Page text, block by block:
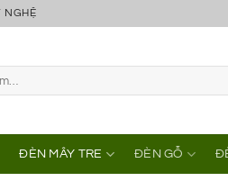
NGHỆ
ĐÈN MÂY TRE ĐÈN GỖ